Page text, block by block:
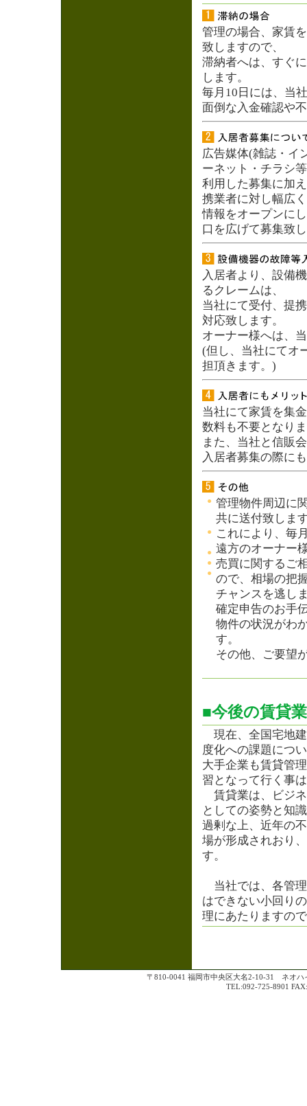
管理の場合、家賃
致しますので、
滞納者へは、すぐ
します。
毎月10日には、当
面倒な入金確認や
広告媒体(雑誌・イ
ーネット・チラシ
利用した募集に加
携業者に対し幅広
情報をオープンに
口を広げて募集致
入居者より、設備
るクレームは、
当社にて受付、提
対応致します。
オーナー様へは、
(但し、当社にてオ
担頂きます。)
当社にて家賃を集
数料も不要となり
また、当社と信販
入居者募集の際に
●
●
●
●
●
管理物件周辺に
共に送付致しま
これにより、毎
遠方のオーナー
売買に関するご
ので、相場の把
チャンスを逃し
確定申告のお手
物件の状況がわ
す。
その他、ご要望
■今後の賃貸
現在、全国宅地
度化への課題につ
大手企業も賃貸管
習となって行く事
賃貸業は、ビジ
としての姿勢と知
過剰な上、近年の
場が形成されおり
す。
当社では、各管
はできない小回り
理にあたりますの
〒810-0041 福岡市中央区大名2-10-31 ネオハ
TEL:092-725-8901